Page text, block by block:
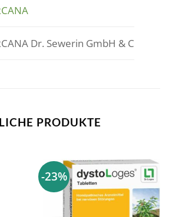
Dr. Sewerin GmbH & C
PRODUKTE
-23%